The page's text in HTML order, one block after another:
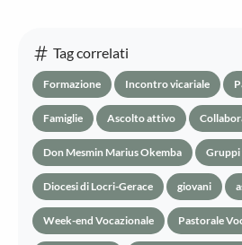
Tag correlati
Formazione Incontro vicariale
Famiglie Ascolto attivo
Don Mesmin Marius Okemba Gruppi
Diocesi di Locri-Gerace giovani
Week-end Vocazionale Pastorale